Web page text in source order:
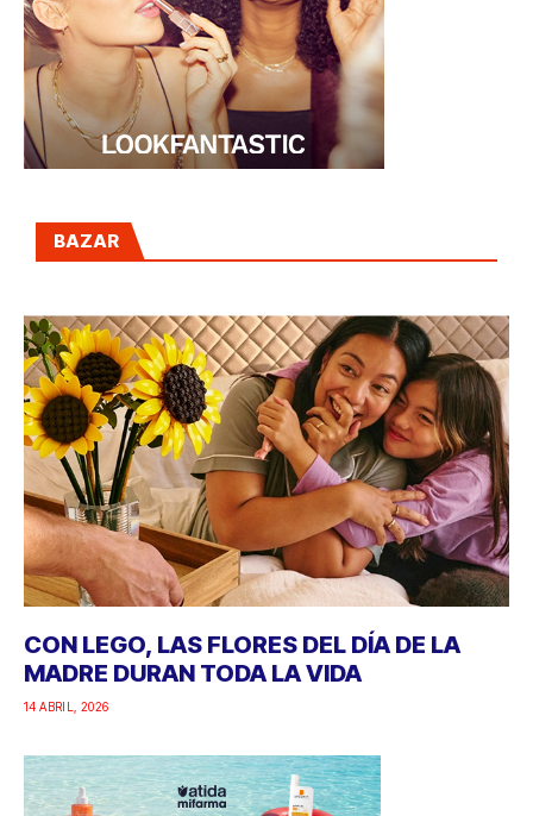
BAZAR
CON LEGO, LAS FLORES DEL DÍA DE LA
MADRE DURAN TODA LA VIDA
14 ABRIL, 2026